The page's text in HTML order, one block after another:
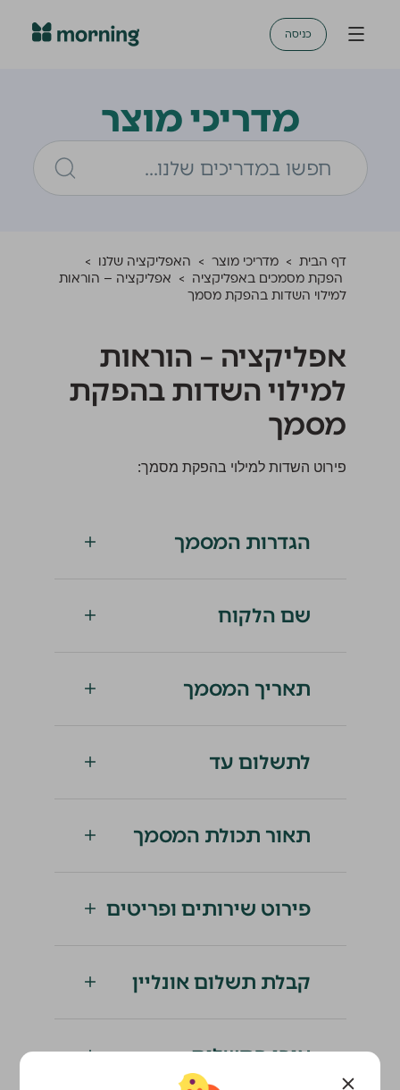
כניסה
מדריכי מוצר
דף הבית > מדריכי מוצר > האפליקציה שלנו >
הפקת מסמכים באפליקציה > אפליקציה – הוראות
למילוי השדות בהפקת מסמך
אפליקציה – הוראות
למילוי השדות בהפקת
מסמך
פירוט השדות למילוי בהפקת מסמך:
הגדרות המסמך
שם הלקוח
תאריך המסמך
לתשלום עד
תאור תכולת המסמך
פירוט שירותים ופריטים
קבלת תשלום אונליין
אופן התשלום